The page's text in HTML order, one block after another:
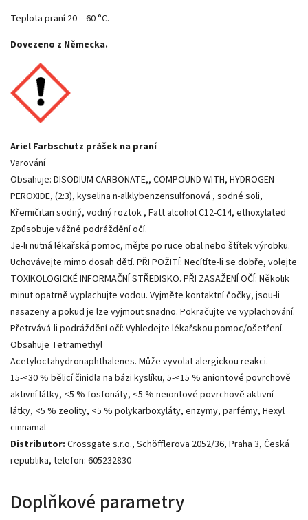
Teplota praní 20 – 60 °C.
Dovezeno z Německa.
Ariel Farbschutz prášek na praní
Varování
Obsahuje: DISODIUM CARBONATE,, COMPOUND WITH, HYDROGEN
PEROXIDE, (2:3), kyselina n-alklybenzensulfonová , sodné soli,
Křemičitan sodný, vodný roztok , Fatt alcohol C12-C14, ethoxylated
Způsobuje vážné podráždění očí.
Je-li nutná lékařská pomoc, mějte po ruce obal nebo štítek výrobku.
Uchovávejte mimo dosah dětí. PŘI POŽITÍ: Necítíte-li se dobře, volejte
TOXIKOLOGICKÉ INFORMAČNÍ STŘEDISKO. PŘI ZASAŽENÍ OČÍ: Několik
minut opatrně vyplachujte vodou. Vyjměte kontaktní čočky, jsou-li
nasazeny a pokud je lze vyjmout snadno. Pokračujte ve vyplachování.
Přetrvává-li podráždění očí: Vyhledejte lékařskou pomoc/ošetření.
Obsahuje Tetramethyl
Acetyloctahydronaphthalenes. Může vyvolat alergickou reakci.
15-<30 % bělicí činidla na bázi kyslíku, 5-<15 % aniontové povrchově
aktivní látky, <5 % fosfonáty, <5 % neiontové povrchově aktivní
látky, <5 % zeolity, <5 % polykarboxyláty, enzymy, parfémy, Hexyl
cinnamal
Distributor: Crossgate s.r.o., Schöfflerova 2052/36, Praha 3, Česká
republika, telefon: 605232830
Doplňkové parametry